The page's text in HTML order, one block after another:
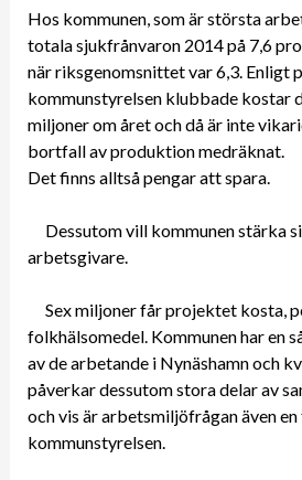
Hos kommunen, som är största
totala sjukfrånvaron 2014 på 7,6
när riksgenomsnittet var 6,3. Enligt
kommunstyrelsen klubbade kostar
miljoner om året och då är inte
bortfall av produktion medräknat.
Det finns alltså pengar att spara.
Dessutom vill kommunen stärka
arbetsgivare.
Sex miljoner får projektet kosta,
folkhälsomedel. Kommunen har en
av de arbetande i Nynäshamn och
påverkar dessutom stora delar av
och vis är arbetsmiljöfrågan även
kommunstyrelsen.